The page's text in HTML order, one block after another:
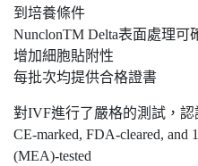
到培養條件
NunclonTM Delta表面處理可
增加細胞貼附性
每批次均提供合格證書
對IVF進行了嚴格的測試，認
CE-marked, FDA-cleared, and
(MEA)-tested